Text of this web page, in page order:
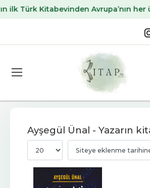
Türk Kitabevinden Avrupa’nın her
Ayşegül Ünal - Yazarın